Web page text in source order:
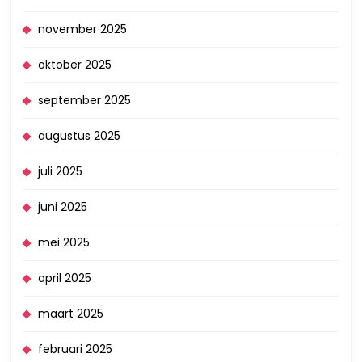
november 2025
oktober 2025
september 2025
augustus 2025
juli 2025
juni 2025
mei 2025
april 2025
maart 2025
februari 2025